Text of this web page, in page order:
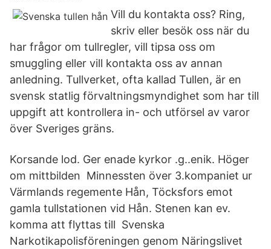
Vill du kontakta oss? Ring,
skriv eller besök oss när du
har frågor om tullregler, vill tipsa oss om
smuggling eller vill kontakta oss av annan
anledning. Tullverket, ofta kallad Tullen, är en
svensk statlig förvaltningsmyndighet som har till
uppgift att kontrollera in- och utförsel av varor
över Sveriges gräns.
Korsande lod. Ger enade kyrkor .g..enik. Höger
om mittbilden Minnessten över 3.kompaniet ur
Värmlands regemente Hån, Töcksfors emot
gamla tullstationen vid Hån. Stenen kan ev.
komma att flyttas till Svenska
Narkotikapolisföreningen genom Näringslivet